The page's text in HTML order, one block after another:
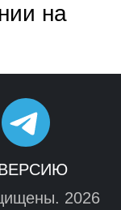
на
2026